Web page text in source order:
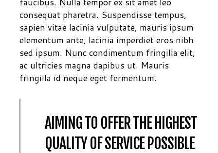
consequat pharetra. Suspendisse tempus,
sapien vitae lacinia vulputate, mauris ipsum
elementum ante, lacinia imperdiet eros nibh
sed ipsum. Nunc condimentum fringilla elit,
ac ultricies magna dapibus ut. Mauris
fringilla id neque eget fermentum.
AIMING TO OFFER THE HIGHEST
QUALITY OF SERVICE POSSIBLE